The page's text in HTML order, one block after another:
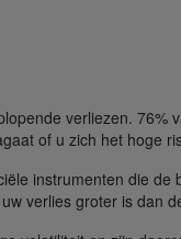
verliezen. 76%
of u zich het hoge
instrumenten die de
verlies groter is dan